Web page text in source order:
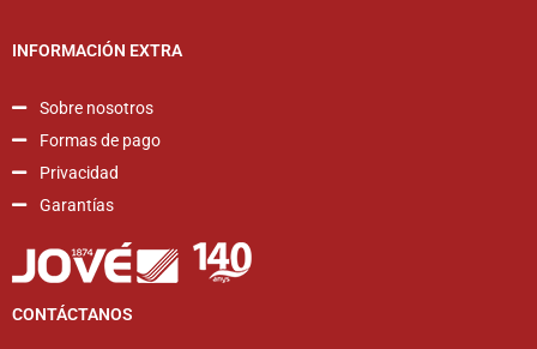
INFORMACIÓN EXTRA
Sobre nosotros
Formas de pago
Privacidad
Garantías
CONTÁCTANOS